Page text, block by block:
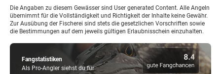
Fangstatistiken
Als Pro-Angler siehst du für
Die Angaben zu diesem Gewässer sind User generated Content. Alle Angeln
übernimmt für die Vollständigkeit und Richtigkeit der Inhalte keine Gewähr.
Zur Ausübung der Fischerei sind stets die gesetzlichen Vorschriften sowie
die Bestimmungen auf dem jeweils gültigen Erlaubnisschein einzuhalten.